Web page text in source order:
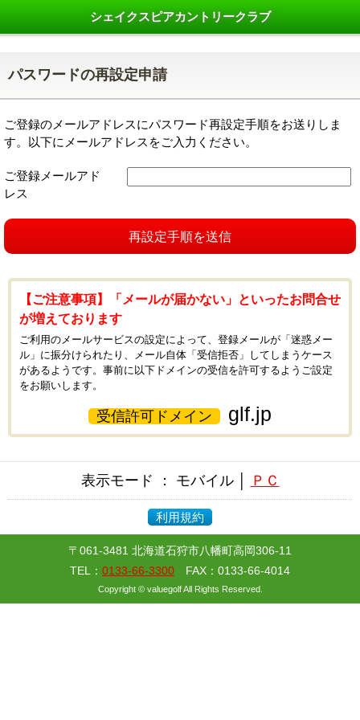
シェイクスピアカントリークラブ
パスワードの再設定申請
ご登録のメールアドレスにパスワード再設定手順をお送りしま
す。以下にメールアドレスをご入力ください。
ご登録メールアド
レス
再設定手順を送信
【ご注意事項】「メールが届かない」といったお問合せ
が増えております
ご利用のメールサービスの設定によって、登録メールが「迷惑メー
ル」に振分けられたり、メール自体「受信拒否」してしまうケース
があるようです。事前に以下ドメインの受信を許可するようご設定
をお願いします。
受信許可ドメイン glf.jp
表示モード ： モバイル │ ＰＣ
利用規約
〒061-3481 北海道石狩市八幡町高岡306-11
TEL： 0133-66-3300 FAX：0133-66-4014
Copyright © valuegolf All Rights Reserved.